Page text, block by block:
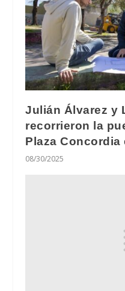
Julián Álvarez y
recorrieron la
Plaza Concordia
08/30/2025